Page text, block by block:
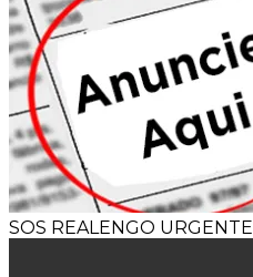
SOS REALENGO URGENTE